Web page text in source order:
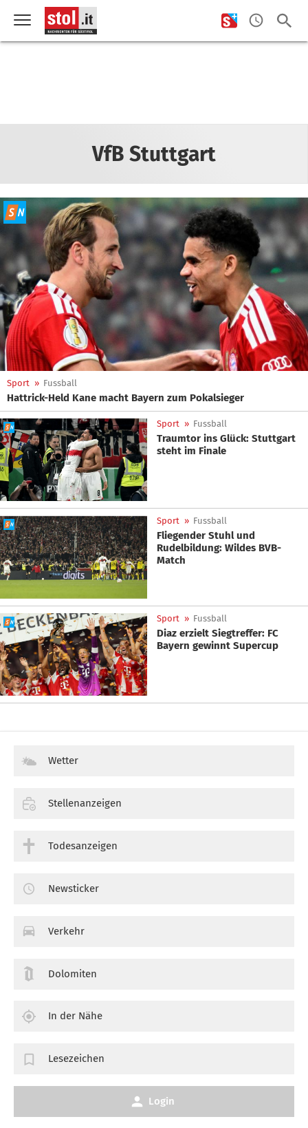
VfB Stuttgart
Sport » Fussball
Hattrick-Held Kane macht Bayern zum Pokalsieger
Sport » Fussball
Traumtor ins Glück: Stuttgart
steht im Finale
Sport » Fussball
Fliegender Stuhl und
Rudelbildung: Wildes BVB-
Match
Sport » Fussball
Diaz erzielt Siegtreffer: FC
Bayern gewinnt Supercup
Wetter
Stellenanzeigen
Todesanzeigen
Newsticker
Verkehr
Dolomiten
In der Nähe
Lesezeichen
Login